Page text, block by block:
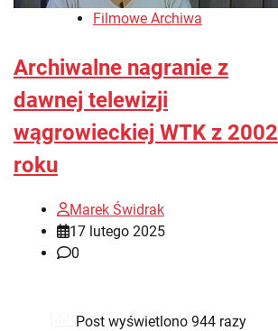
Filmowe Archiwa
Archiwalne nagranie z
dawnej telewizji
wągrowieckiej WTK z 2002
roku
Marek Świdrak
17 lutego 2025
0
Post wyświetlono 944 razy